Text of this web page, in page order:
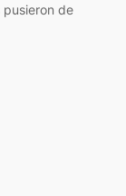
pusieron de